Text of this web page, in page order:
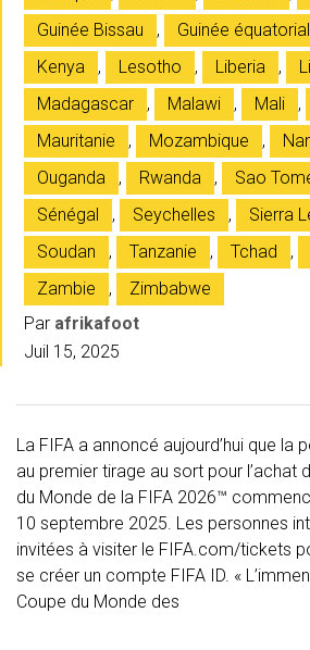
Guinée Bissau
, Guinée
Kenya
, Lesotho , Liberia ,
Madagascar
, Malawi , Mali ,
Mauritanie
, Mozambique ,
Ouganda
, Rwanda , Sao
Sénégal
, Seychelles , Sierra
Soudan
, Tanzanie , Tchad ,
Zambie
,
Zimbabwe
Par afrikafoot
Juil 15, 2025
La FIFA a annoncé aujourd’hui que la
au premier tirage au sort pour l’achat
du Monde de la FIFA 2026™
10 septembre 2025. Les personnes
invitées à visiter le FIFA.com/tickets
se créer un compte FIFA ID. «
Coupe du Monde des